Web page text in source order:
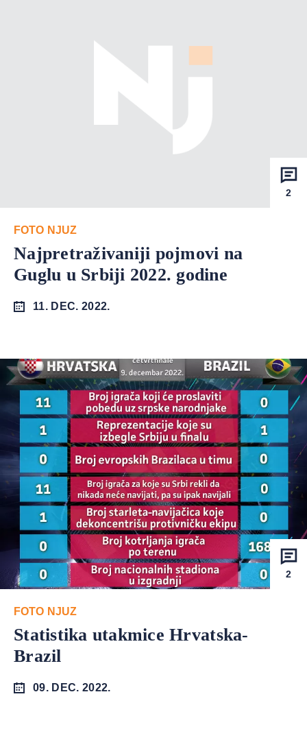
2
FOTO NJUZ
Najpretraživaniji pojmovi na
Guglu u Srbiji 2022. godine
11. DEC. 2022.
2
FOTO NJUZ
Statistika utakmice Hrvatska-
Brazil
09. DEC. 2022.